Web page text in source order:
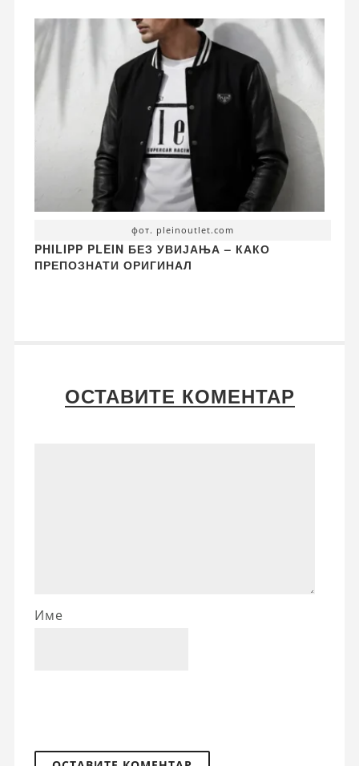
фот. pleinoutlet.com
PHILIPP PLEIN БЕЗ УВИЈАЊА – КАКО
ПРЕПОЗНАТИ ОРИГИНАЛ
ОСТАВИТЕ КОМЕНТАР
Име